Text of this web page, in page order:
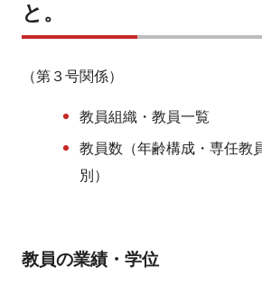
と。
（第３号関係）
教員組織・教員一覧
教員数（年齢構成・専任教
別）
教員の業績・学位